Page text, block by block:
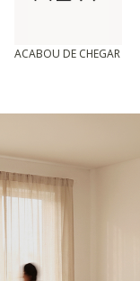
ACABOU DE CHEGAR